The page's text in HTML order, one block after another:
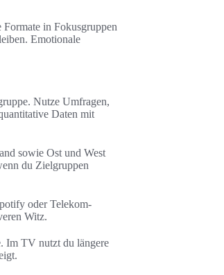
Formate in Fokusgruppen
Emotionale
Nutze Umfragen,
Daten mit
sowie Ost und West
du Zielgruppen
oder Telekom-
Witz.
Im TV nutzt du längere